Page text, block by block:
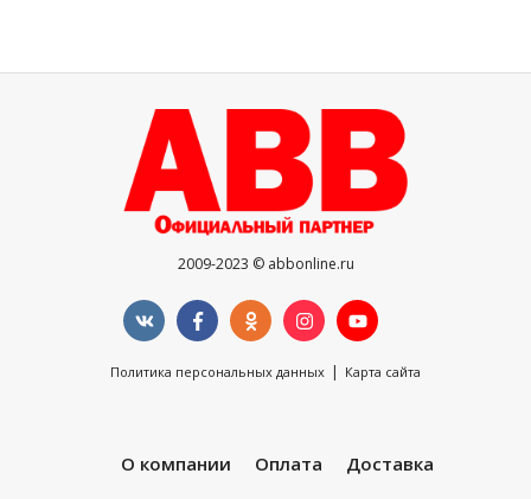
2009-2023 © abbonline.ru
Политика персональных данных | Карта сайта
О компании Оплата
Доставка